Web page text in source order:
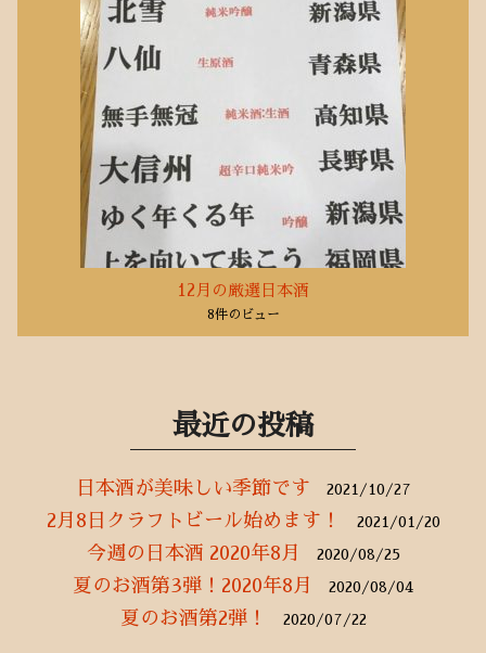
12月の厳選日本酒
8件のビュー
最近の投稿
日本酒が美味しい季節です 2021/10/27
2月8日クラフトビール始めます！ 2021/01/20
今週の日本酒 2020年8月 2020/08/25
夏のお酒第3弾！2020年8月 2020/08/04
夏のお酒第2弾！ 2020/07/22